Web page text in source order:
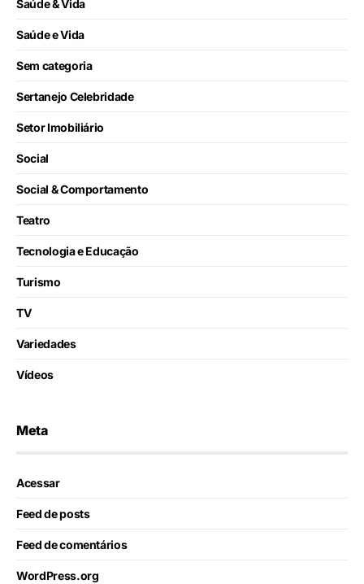
Saúde & Vida
Saúde e Vida
Sem categoria
Sertanejo Celebridade
Setor Imobiliário
Social
Social & Comportamento
Teatro
Tecnologia e Educação
Turismo
TV
Variedades
Vídeos
Meta
Acessar
Feed de posts
Feed de comentários
WordPress.org